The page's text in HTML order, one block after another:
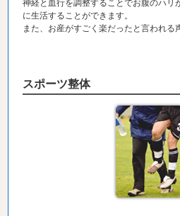
神経と血行を調整することでお腹のハリ
に生活することができます。
また、お産がすごく楽だったと言われる
スポーツ整体